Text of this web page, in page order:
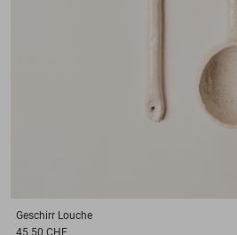
Geschirr Louche
45.50 CHF